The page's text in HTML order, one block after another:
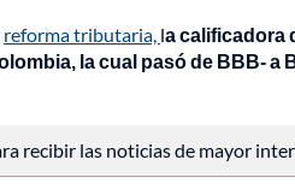
reforma tributaria, la calificadora
la cual pasó de BBB- a
recibir las noticias de mayor